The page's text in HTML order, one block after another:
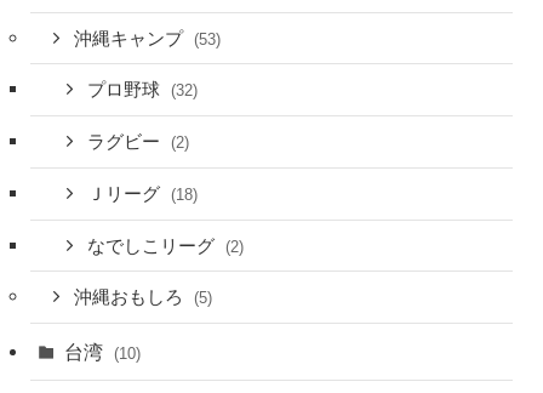
沖縄キャンプ (53)
プロ野球 (32)
ラグビー (2)
Ｊリーグ (18)
なでしこリーグ (2)
沖縄おもしろ (5)
台湾 (10)